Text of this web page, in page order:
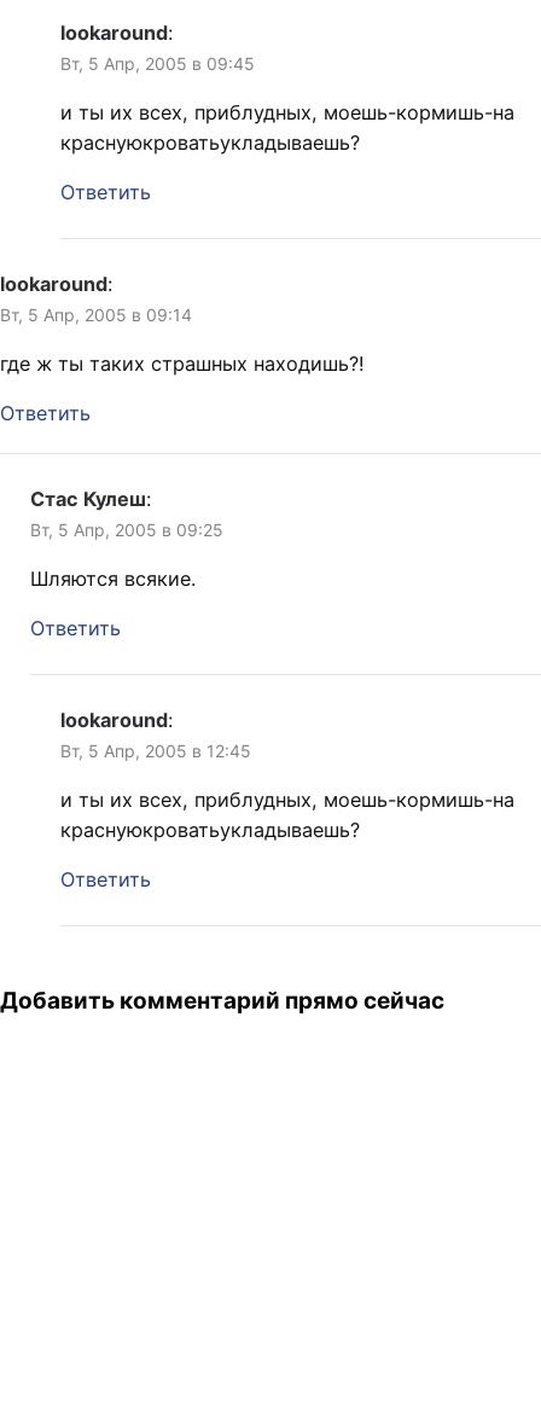
lookaround:
Вт, 5 Апр, 2005 в 09:45
и ты их всех, приблудных, моешь-кормишь-на
краснуюкроватьукладываешь?
Ответить
lookaround:
Вт, 5 Апр, 2005 в 09:14
где ж ты таких страшных находишь?!
Ответить
Стас Кулеш:
Вт, 5 Апр, 2005 в 09:25
Шляются всякие.
Ответить
lookaround:
Вт, 5 Апр, 2005 в 12:45
и ты их всех, приблудных, моешь-кормишь-на
краснуюкроватьукладываешь?
Ответить
Добавить комментарий прямо сейчас